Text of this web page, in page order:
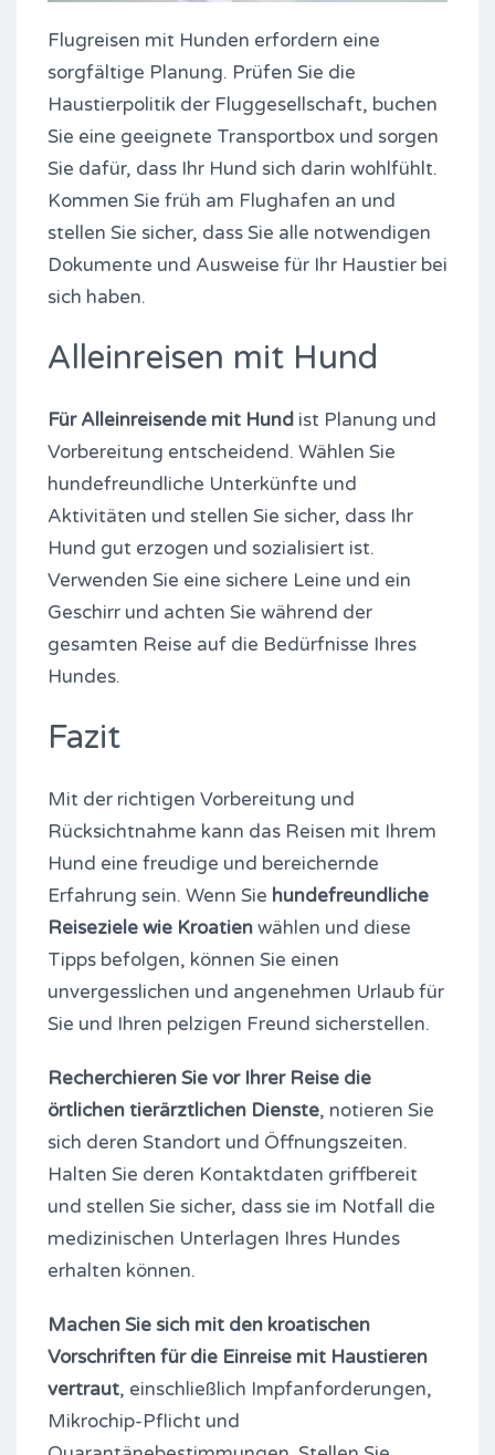
Flugreisen mit Hunden erfordern eine
sorgfältige Planung. Prüfen Sie die
Haustierpolitik der Fluggesellschaft, buchen
Sie eine geeignete Transportbox und sorgen
Sie dafür, dass Ihr Hund sich darin wohlfühlt.
Kommen Sie früh am Flughafen an und
stellen Sie sicher, dass Sie alle notwendigen
Dokumente und Ausweise für Ihr Haustier bei
sich haben.
Alleinreisen mit Hund
Für Alleinreisende mit Hund ist Planung und
Vorbereitung entscheidend. Wählen Sie
hundefreundliche Unterkünfte und
Aktivitäten und stellen Sie sicher, dass Ihr
Hund gut erzogen und sozialisiert ist.
Verwenden Sie eine sichere Leine und ein
Geschirr und achten Sie während der
gesamten Reise auf die Bedürfnisse Ihres
Hundes.
Fazit
Mit der richtigen Vorbereitung und
Rücksichtnahme kann das Reisen mit Ihrem
Hund eine freudige und bereichernde
Erfahrung sein. Wenn Sie hundefreundliche
Reiseziele wie Kroatienwählen und diese
Tipps befolgen, können Sie einen
unvergesslichen und angenehmen Urlaub für
Sie und Ihren pelzigen Freund sicherstellen.
Recherchieren Sie vor Ihrer Reise die
örtlichen tierärztlichen Dienste, notieren Sie
sich deren Standort und Öffnungszeiten.
Halten Sie deren Kontaktdaten griffbereit
und stellen Sie sicher, dass sie im Notfall die
medizinischen Unterlagen Ihres Hundes
erhalten können.
Machen Sie sich mit den kroatischen
Vorschriften für die Einreise mit Haustieren
vertraut, einschließlich Impfanforderungen,
Mikrochip-Pflicht und